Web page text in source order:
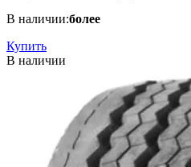
В наличии:более
Купить
В наличии